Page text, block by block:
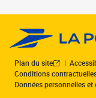
Plan du site
Conditions
Données personnelles et